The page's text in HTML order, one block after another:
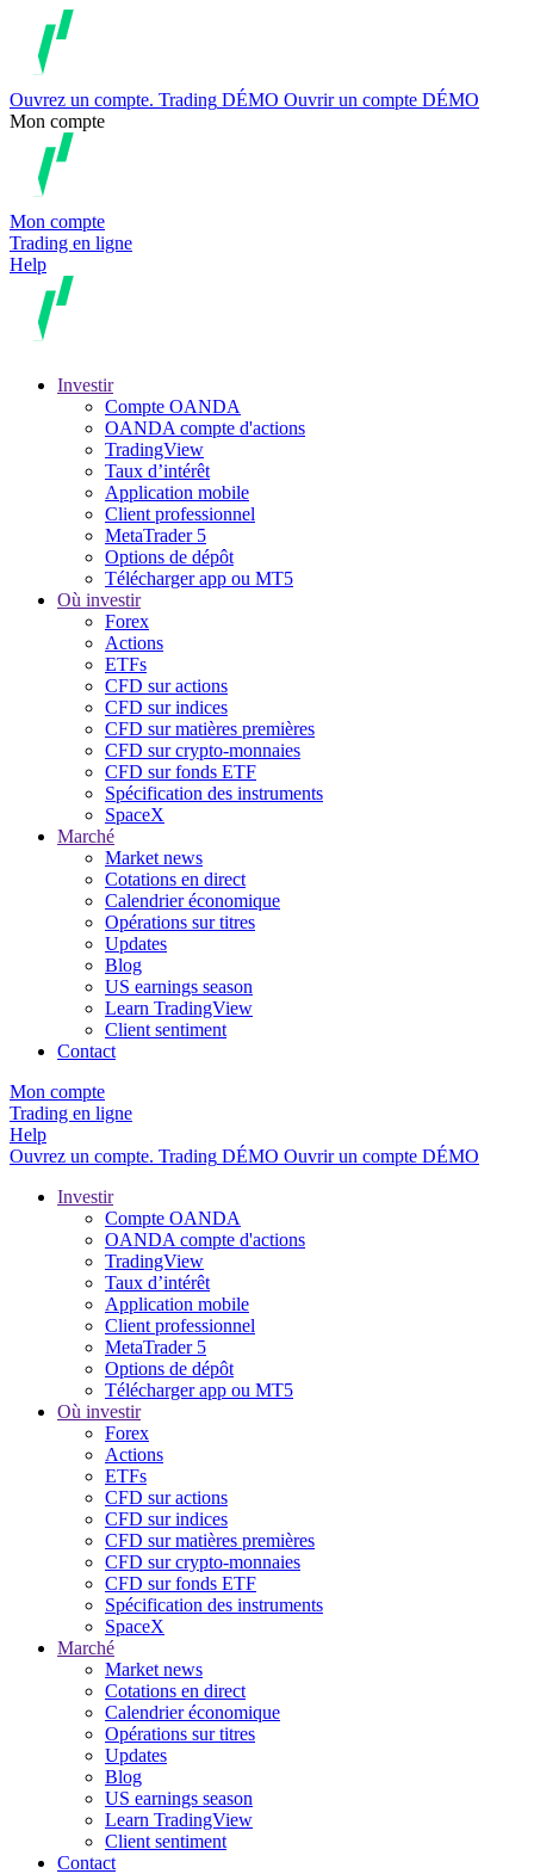
Ouvrez un compte. Trading DÉMO Ouvrir un compte DÉMO
Mon compte
Mon compte
Trading en ligne
Help
Investir
Compte OANDA
OANDA compte d'actions
TradingView
Taux d’intérêt
Application mobile
Client professionnel
MetaTrader 5
Options de dépôt
Télécharger app ou MT5
Où investir
Forex
Actions
ETFs
CFD sur actions
CFD sur indices
CFD sur matières premières
CFD sur crypto-monnaies
CFD sur fonds ETF
Spécification des instruments
SpaceX
Marché
Market news
Cotations en direct
Calendrier économique
Opérations sur titres
Updates
Blog
US earnings season
Learn TradingView
Client sentiment
Contact
Mon compte
Trading en ligne
Help
Ouvrez un compte. Trading DÉMO Ouvrir un compte DÉMO
Investir
Compte OANDA
OANDA compte d'actions
TradingView
Taux d’intérêt
Application mobile
Client professionnel
MetaTrader 5
Options de dépôt
Télécharger app ou MT5
Où investir
Forex
Actions
ETFs
CFD sur actions
CFD sur indices
CFD sur matières premières
CFD sur crypto-monnaies
CFD sur fonds ETF
Spécification des instruments
SpaceX
Marché
Market news
Cotations en direct
Calendrier économique
Opérations sur titres
Updates
Blog
US earnings season
Learn TradingView
Client sentiment
Contact